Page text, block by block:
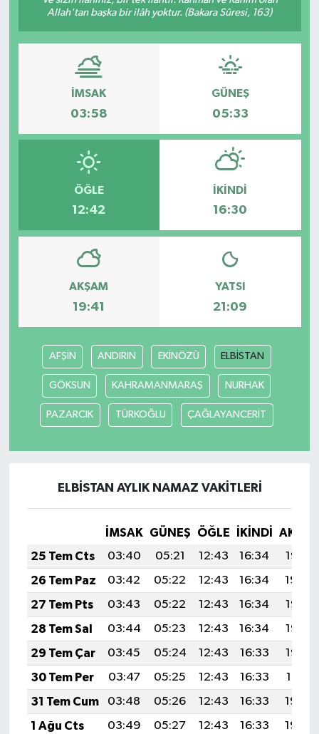
Allah'tan başka bir ilâh yoktur. (Bakara Sûresi, 163)
İMSAK
03:58
GÜNEŞ
05:33
ÖĞLE
12:42
İKINDI
16:30
AKŞAM
19:41
YATSI
21:09
AFŞİN ANDIRIN EKİNÖZÜ ELBİSTAN
GÖKSUN KAHRAMANMARAŞ NURHAK
PAZARCIK TÜRKOĞLU ÇAĞLAYANCERİT
ELBİSTAN AYLIK NAMAZ VAKITLERI
İMSAK GÜNEŞ ÖĞLE İKINDI
25 Tem Cts
03:40 05:21 12:43 16:34
19:55
26 Tem Paz
03:42 05:22 12:43 16:34
19:54
27 Tem Pts
03:43 05:22 12:43 16:34
19:53
28 Tem Sal
03:44 05:23 12:43 16:34
19:52
29 Tem Çar
03:45 05:24 12:43 16:33
19:52
30 Tem Per
03:47 05:25 12:43 16:33
19:51
31 Tem Cum
03:48 05:26 12:43 16:33
19:50
1 Ağu Cts
03:49 05:27 12:43 16:33
19:49